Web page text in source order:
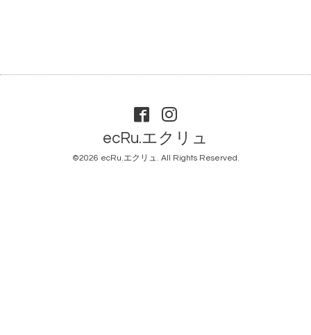
ecRu.エクリュ
©2026 ecRu.エクリュ. All Rights Reserved.